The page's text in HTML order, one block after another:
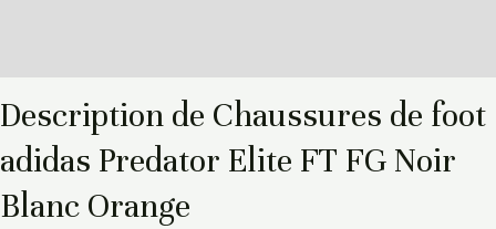
Description de Chaussures de foot
adidas Predator Elite FT FG Noir
Blanc Orange